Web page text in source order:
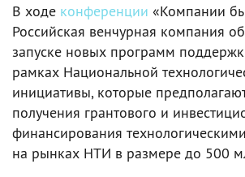
В ходе конференции «Компании
Российская венчурная компания
запуске новых программ
рамках Национальной
инициативы, которые
получения грантового и
финансирования
на рынках НТИ в размере до 500